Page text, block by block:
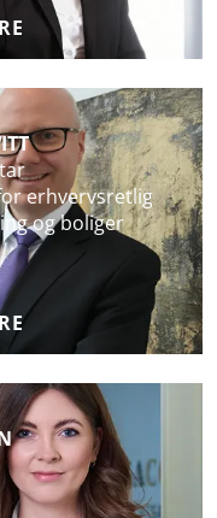
erhvervsretlig
og boliger